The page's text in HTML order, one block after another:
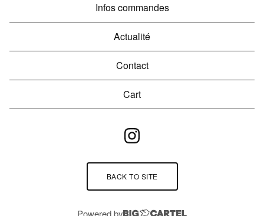
Infos commandes
Actualité
Contact
Cart
BACK TO SITE
Powered by